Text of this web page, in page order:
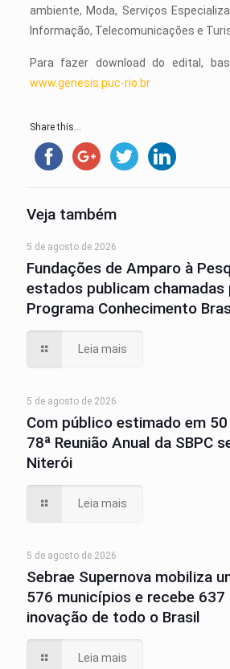
ambiente, Moda, Serviços
Informação, Telecomunicações e
Para fazer download do edital,
www.genesis.puc-rio.br
Share this...
Veja também
5 de agosto de 2026
Fundações de Amparo à
estados publicam chamadas
Programa Conhecimento
Leia mais
5 de agosto de 2026
Com público estimado em
78ª Reunião Anual da SBPC
Niterói
Leia mais
5 de agosto de 2026
Sebrae Supernova mobiliza
576 municípios e recebe
inovação de todo o Brasil
Leia mais